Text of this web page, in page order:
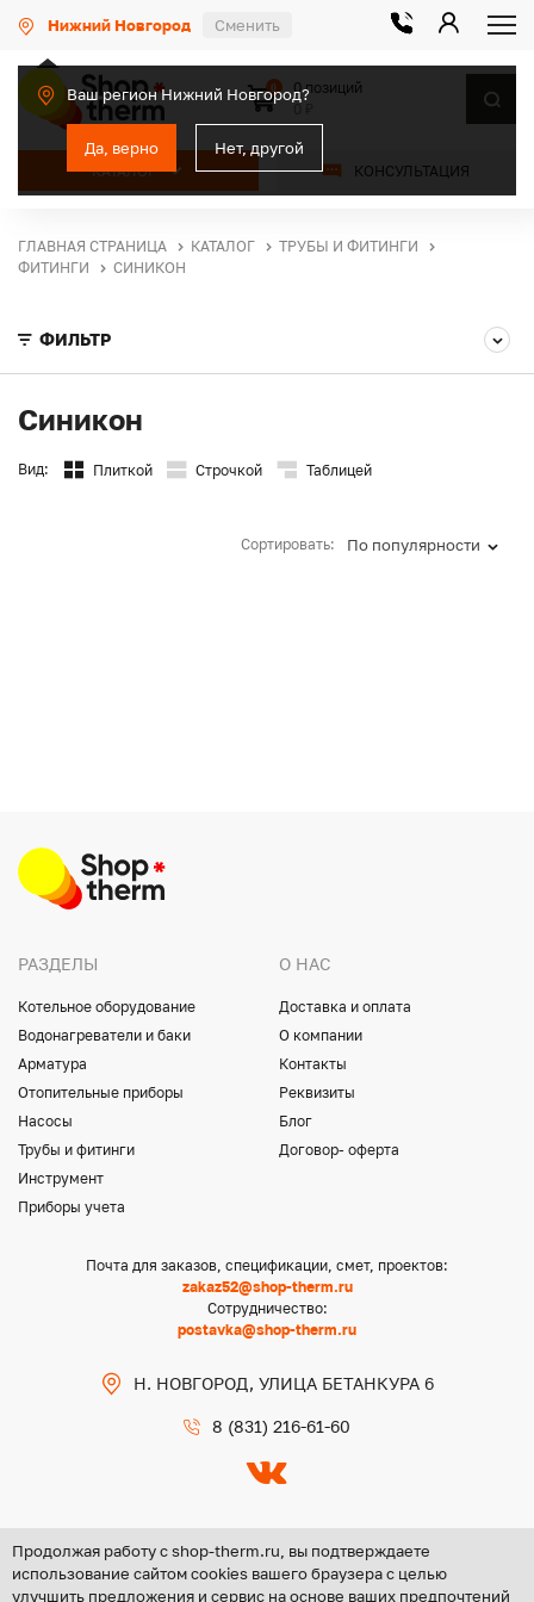
Нижний Новгород Сменить
Ваш регион Нижний Новгород?
Да, верно Нет, другой
КАТАЛОГ КОНСУЛЬТАЦИЯ
0
0 позиций
ГЛАВНАЯ СТРАНИЦА КАТАЛОГ
ТРУБЫ И ФИТИНГИ
ФИТИНГИ
СИНИКОН
ФИЛЬТР
Синикон
Вид: Плиткой Строчкой Таблицей
Сортировать: По популярности
РАЗДЕЛЫ
Котельное оборудование
Водонагреватели и баки
Арматура
Отопительные приборы
Насосы
Трубы и фитинги
Инструмент
Приборы учета
О НАС
Доставка и оплата
О компании
Контакты
Реквизиты
Блог
Договор- оферта
Почта для заказов, спецификации, смет, проектов:
zakaz52@shop-therm.ru
Сотрудничество:
postavka@shop-therm.ru
Н. НОВГОРОД, УЛИЦА БЕТАНКУРА 6
8 (831) 216-61-60
Copyright @ 2026 ООО «ЦЕНТР ГРУПП НН»
Продолжая работу с shop-therm.ru, вы подтверждаете
использование сайтом cookies вашего браузера с целью
улучшить предложения и сервис на основе ваших предпочтений